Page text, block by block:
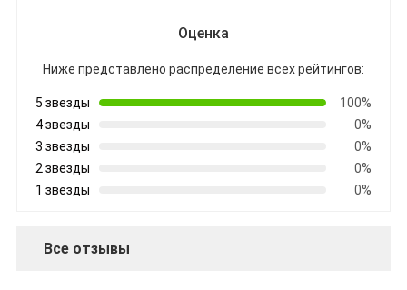
Оценка
Ниже представлено распределение всех рейтингов:
5 звезды
100%
4 звезды
0%
3 звезды
0%
2 звезды
0%
1 звезды
0%
Все отзывы